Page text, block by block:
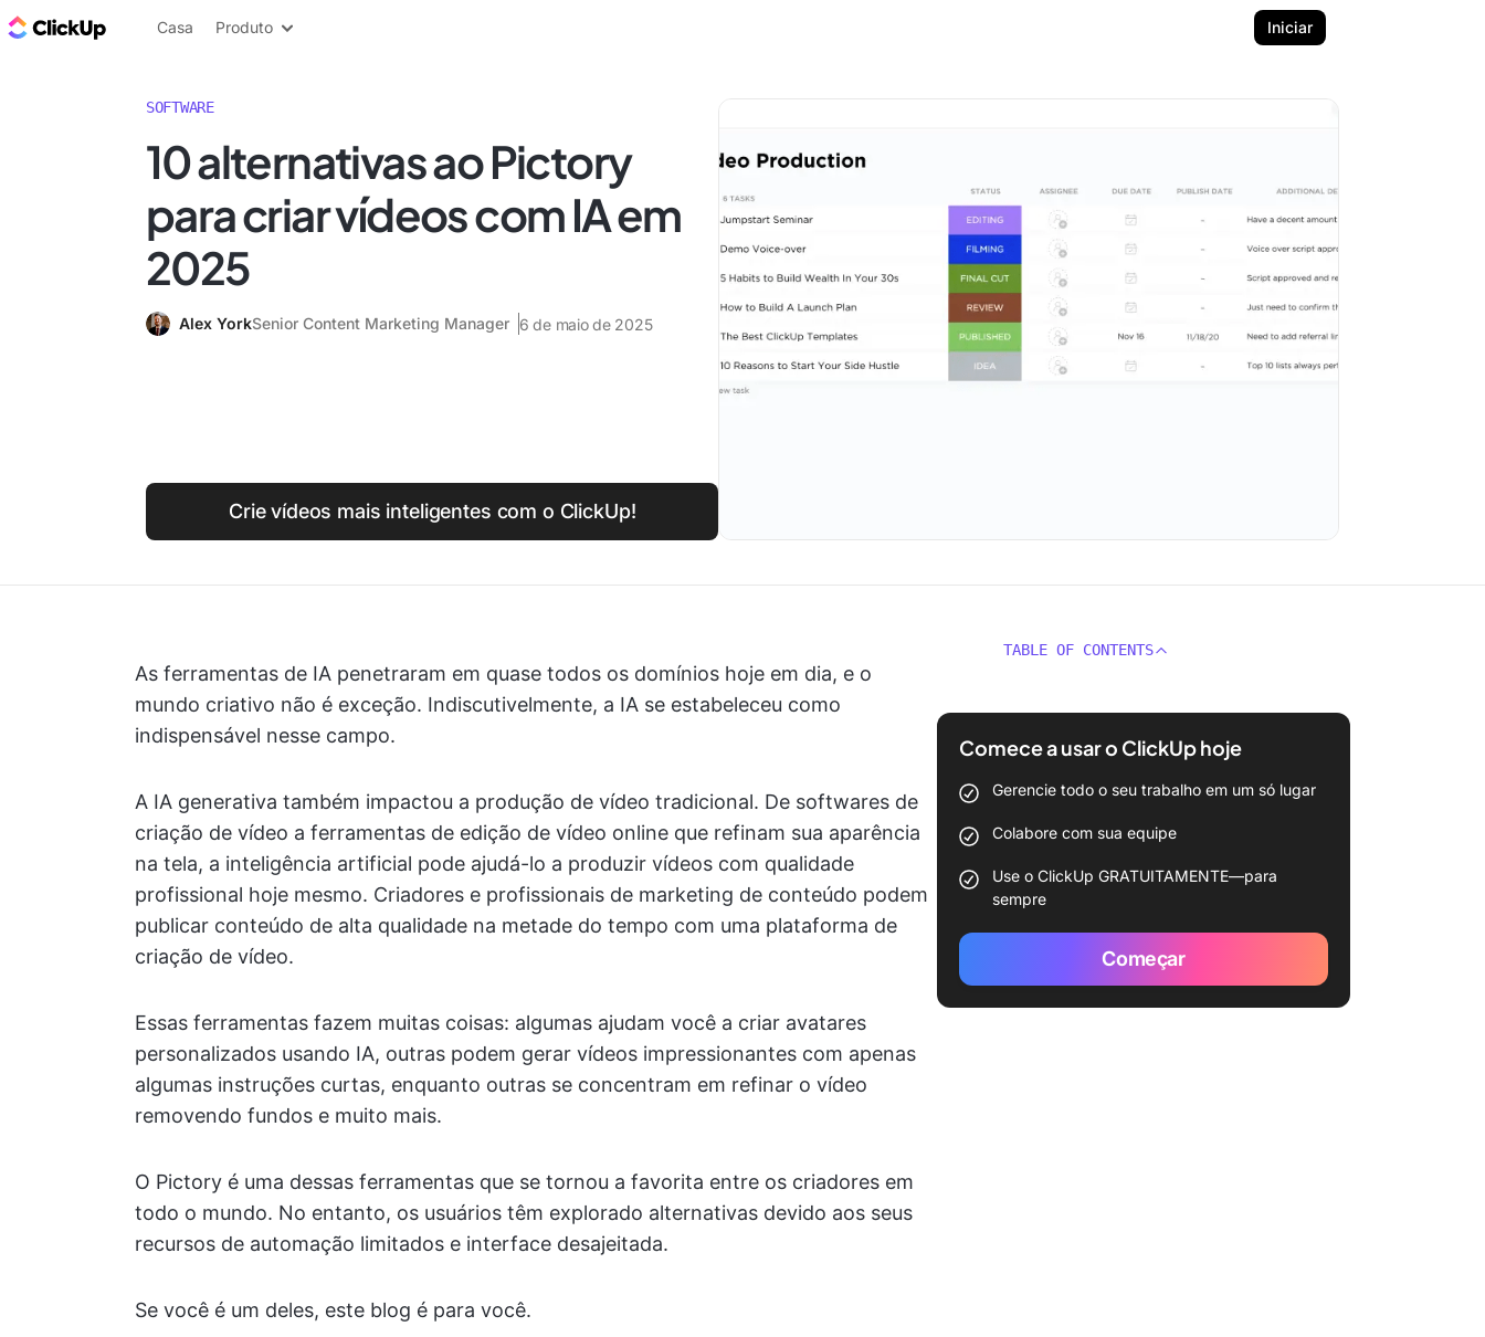
ClickUp Blogue
Casa Produto Iniciar
SOFTWARE
10 alternativas ao Pictory
para criar vídeos com IA em
2025
Alex YorkSenior Content Marketing Manager 6 de maio de 2025
Crie vídeos mais inteligentes com o ClickUp!
As ferramentas de IA penetraram em quase todos os domínios hoje em dia, e o
mundo criativo não é exceção. Indiscutivelmente, a IA se estabeleceu como
indispensável nesse campo.
A IA generativa também impactou a produção de vídeo tradicional. De softwares de
criação de vídeo a ferramentas de edição de vídeo online que refinam sua aparência
na tela, a inteligência artificial pode ajudá-lo a produzir vídeos com qualidade
profissional hoje mesmo. Criadores e profissionais de marketing de conteúdo podem
publicar conteúdo de alta qualidade na metade do tempo com uma plataforma de
criação de vídeo.
Essas ferramentas fazem muitas coisas: algumas ajudam você a criar avatares
personalizados usando IA, outras podem gerar vídeos impressionantes com apenas
algumas instruções curtas, enquanto outras se concentram em refinar o vídeo
removendo fundos e muito mais.
O Pictory é uma dessas ferramentas que se tornou a favorita entre os criadores em
todo o mundo. No entanto, os usuários têm explorado alternativas devido aos seus
recursos de automação limitados e interface desajeitada.
Se você é um deles, este blog é para você.
TABLE OF CONTENTS
Comece a usar o ClickUp hoje
Gerencie todo o seu trabalho em um só lugar
Colabore com sua equipe
Use o ClickUp GRATUITAMENTE—para
sempre
Começar